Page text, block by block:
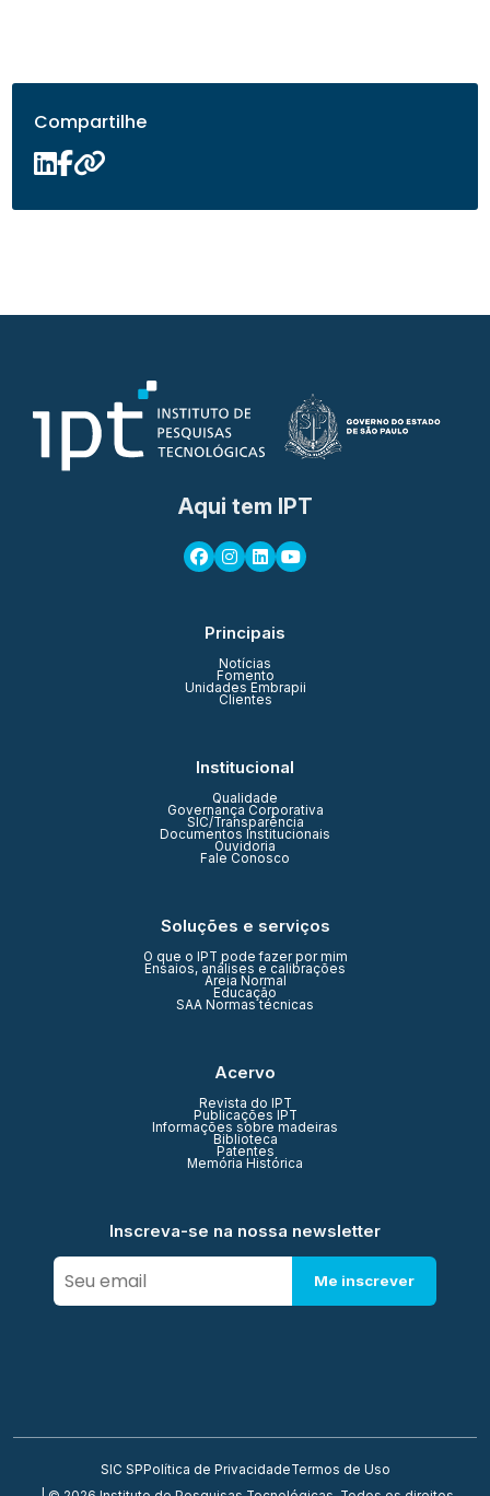
Compartilhe
Aqui tem IPT
Principais
Notícias
Fomento
Unidades Embrapii
Clientes
Institucional
Qualidade
Governança Corporativa
SIC/Transparência
Documentos Institucionais
Ouvidoria
Fale Conosco
Soluções e serviços
O que o IPT pode fazer por mim
Ensaios, análises e calibrações
Areia Normal
Educação
SAA Normas técnicas
Acervo
Revista do IPT
Publicações IPT
Informações sobre madeiras
Biblioteca
Patentes
Memória Histórica
Inscreva-se na nossa newsletter
Me inscrever
SIC SP Política de PrivacidadeTermos de Uso